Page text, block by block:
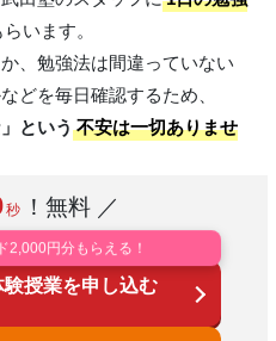
います。
、勉強法は間違っていない
どを毎日確認するため、
という 不安は一切ありませ
秒 ！無料 ／
2,000円分もらえる！
験授業を申し込む